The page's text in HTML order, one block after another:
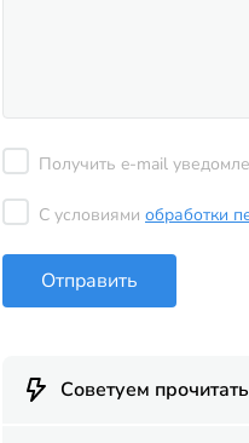
Получить e-mail
С условиями обработки
Отправить
Советуем прочитать